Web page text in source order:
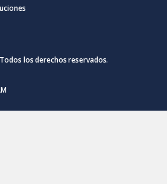
los derechos reservados.